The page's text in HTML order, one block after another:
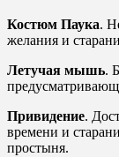
Костюм Паука.
желания и
Летучая мышь.
Привидение.
времени и
простыня.